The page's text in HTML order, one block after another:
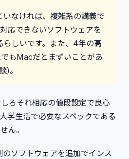
いなければ、複雑系の講義で
応できないソフトウェアを
らしいです。また、4年の高
もMacだとまずいことがあ
)。
ろそれ相応の値段設定で良心
学生活で必要なスペックである
ん。
ソフトウェアを追加でインス